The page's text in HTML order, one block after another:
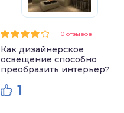
0 отзывов
Как дизайнерское
освещение способно
преобразить интерьер?
1